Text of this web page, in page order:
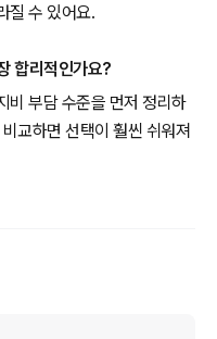
질 수 있어요.
합리적인가요?
비 부담 수준을 먼저 정리하
교하면 선택이 훨씬 쉬워져